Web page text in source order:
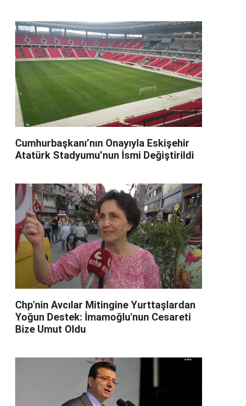
Cumhurbaşkanı’nın Onayıyla Eskişehir
Atatürk Stadyumu’nun İsmi Değiştirildi
Chp'nin Avcılar Mitingine Yurttaşlardan
Yoğun Destek: İmamoğlu'nun Cesareti
Bize Umut Oldu